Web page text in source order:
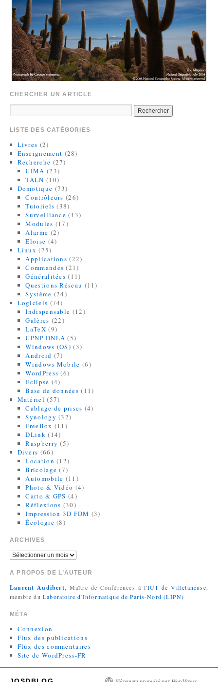
CHERCHER UN ARTICLE
LISTE DES CATÉGORIES
Livres (2)
Enseignement (28)
Recherche (27)
UIMA (23)
TALN (10)
Domotique (73)
Contrôleurs (26)
Tutoriels (38)
Surveillance (13)
Modules (17)
Alarme (2)
Eloise (4)
Linux (75)
Applications (22)
Commandes (21)
Généralitées (11)
Questions Réseau (11)
Système (24)
Logiciels (74)
Indispensable (12)
Galères (22)
LaTeX (9)
UPNP-DNLA (5)
Windows (OS) (3)
Android (7)
Windows Mobile (6)
WordPress (6)
Eclipse (4)
Base de données (11)
Matériel (57)
Cablage de prises (4)
Synology (32)
FreeBox (11)
DLink (14)
Raspberry (5)
Divers (66)
Location (12)
Bricolage (7)
Automobile (11)
Photo & Vidéo (4)
Carto & GPS (4)
Réflexions (30)
Impression 3D FDM (3)
Écologie (8)
ARCHIVES
A PROPOS DE L’AUTEUR
Laurent Audibert, Maître de Conférences à l'IUT de Villetaneuse,
membre du Laboratoire d'Informatique de Paris-Nord (LIPN)
MÉTA
Connexion
Flux des publications
Flux des commentaires
Site de WordPress-FR